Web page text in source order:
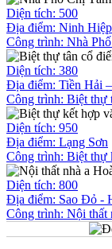
Diện tích: 500
Địa điểm: Ninh
Công trình: Nhà
Diện tích: 380
Địa điểm: Tiền Hải
Công trình: Biệt thự
Diện tích: 950
Địa điểm: Lạng Sơn
Công trình: Biệt thự
Diện tích: 800
Địa điểm: Sao Đỏ -
Công trình: Nội thất